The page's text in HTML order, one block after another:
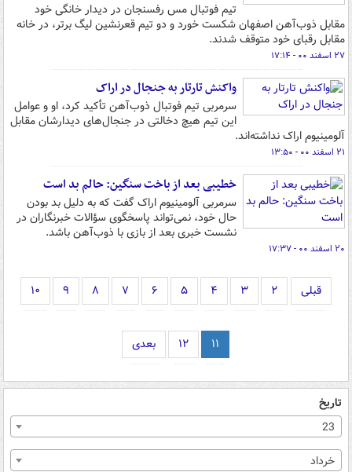
تیم فوتبال مس رفسنجان در دیدار خانگی خود
مقابل ذوب‌آهن اصفهان شکست خورد و دو تیم قعرنشین لیگ برتر، در خانه
مقابل رقبای خود متوقف شدند.
۲۷ اسفند ۰۰ - ۱۷:۱۴
واکنش تارتار به جنجال در اراک
سرمربی تیم فوتبال ذوب‌آهن تأکید کرد، او و عوامل
این تیم هیچ دخالتی در جنجال‌های دیدارشان مقابل
آلومینیوم اراک نداشته‌اند.
۲۱ اسفند ۰۰ - ۱۳:۵۰
خطیبی بعد از باخت سنگین: حالم بد است
سرمربی آلومینیوم اراک گفت که به دلیل بد بودن
حال خود، نمی‌تواند پاسخگوی سؤالات خبرنگاران در
نشست خبری بعد از بازی با ذوب‌آهن باشد.
۲۰ اسفند ۰۰ - ۱۷:۳۷
قبلی ۲ ۳ ۴ ۵ ۶ ۷ ۸ ۹ ۱۰
۱۱ ۱۲ بعدی
تاریخ
23
خرداد